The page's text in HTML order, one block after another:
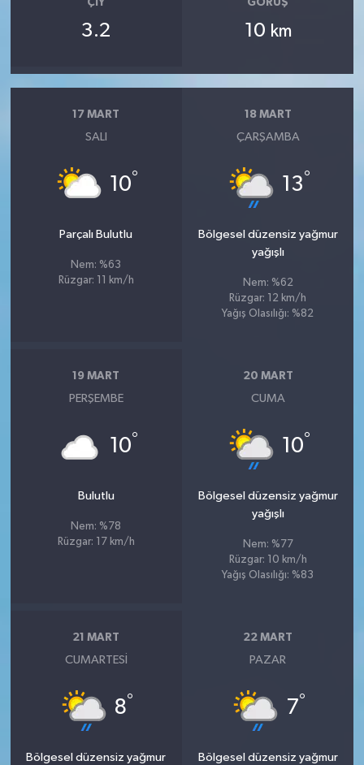
ÇIY
3.2
GÖRÜŞ
10 km
17 MART
SALI
10°
Parçalı Bulutlu
Nem: %63
Rüzgar: 11 km/h
18 MART
ÇARŞAMBA
13°
Bölgesel düzensiz yağmur
yağışlı
Nem: %62
Rüzgar: 12 km/h
Yağış Olasılığı: %82
19 MART
PERŞEMBE
10°
Bulutlu
Nem: %78
Rüzgar: 17 km/h
20 MART
CUMA
10°
Bölgesel düzensiz yağmur
yağışlı
Nem: %77
Rüzgar: 10 km/h
Yağış Olasılığı: %83
21 MART
CUMARTESI
8°
Bölgesel düzensiz yağmur
22 MART
PAZAR
7°
Bölgesel düzensiz yağmur